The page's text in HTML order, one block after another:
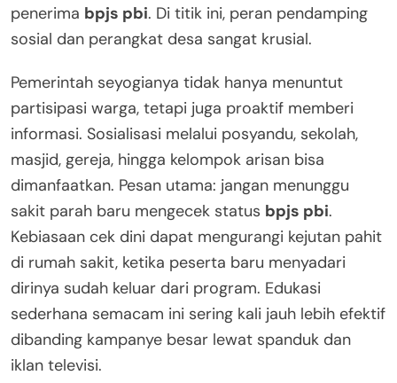
penerima bpjs pbi. Di titik ini, peran pendamping
sosial dan perangkat desa sangat krusial.
Pemerintah seyogianya tidak hanya menuntut
partisipasi warga, tetapi juga proaktif memberi
informasi. Sosialisasi melalui posyandu, sekolah,
masjid, gereja, hingga kelompok arisan bisa
dimanfaatkan. Pesan utama: jangan menunggu
sakit parah baru mengecek status bpjs pbi.
Kebiasaan cek dini dapat mengurangi kejutan pahit
di rumah sakit, ketika peserta baru menyadari
dirinya sudah keluar dari program. Edukasi
sederhana semacam ini sering kali jauh lebih efektif
dibanding kampanye besar lewat spanduk dan
iklan televisi.